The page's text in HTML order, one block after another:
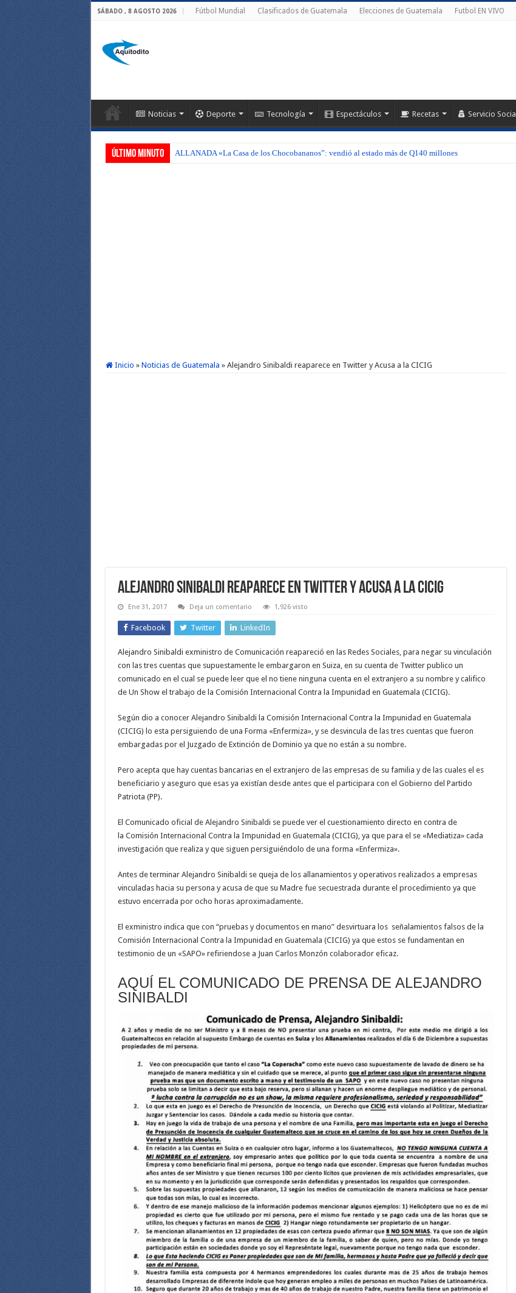
SÁBADO , 8 AGOSTO 2026 Fútbol Mundial Clasificados de Guatemala Elecciones de Guatemala Futbol EN VIVO
Noticias Deporte Tecnología Espectáculos Recetas Servicio Social
Último Minuto ALLANADA «La Casa de los Chocobananos”: vendió al estado más de Q140 millones
Inicio » Noticias de Guatemala » Alejandro Sinibaldi reaparece en Twitter y Acusa a la CICIG
Alejandro Sinibaldi reaparece en Twitter y Acusa a la CICIG
Ene 31, 2017 Deja un comentario 1,926 visto
Facebook Twitter LinkedIn
Alejandro Sinibaldi exministro de Comunicación reapareció en las Redes Sociales, para negar su vinculación
con las tres cuentas que supuestamente le embargaron en Suiza, en su cuenta de Twitter publico un
comunicado en el cual se puede leer que el no tiene ninguna cuenta en el extranjero a su nombre y califico
de Un Show el trabajo de la Comisión Internacional Contra la Impunidad en Guatemala (CICIG).
Según dio a conocer Alejandro Sinibaldi la Comisión Internacional Contra la Impunidad en Guatemala
(CICIG) lo esta persiguiendo de una Forma «Enfermiza», y se desvincula de las tres cuentas que fueron
embargadas por el Juzgado de Extinción de Dominio ya que no están a su nombre.
Pero acepta que hay cuentas bancarias en el extranjero de las empresas de su familia y de las cuales el es
beneficiario y aseguro que esas ya existían desde antes que el participara con el Gobierno del Partido
Patriota (PP).
El Comunicado oficial de Alejandro Sinibaldi se puede ver el cuestionamiento directo en contra de
la Comisión Internacional Contra la Impunidad en Guatemala (CICIG), ya que para el se «Mediatiza» cada
investigación que realiza y que siguen persiguiéndolo de una forma «Enfermiza».
Antes de terminar Alejandro Sinibaldi se queja de los allanamientos y operativos realizados a empresas
vinculadas hacia su persona y acusa de que su Madre fue secuestrada durante el procedimiento ya que
estuvo encerrada por ocho horas aproximadamente.
El exministro indica que con “pruebas y documentos en mano” desvirtuara los señalamientos falsos de la
Comisión Internacional Contra la Impunidad en Guatemala (CICIG) ya que estos se fundamentan en
testimonio de un «SAPO» refiriendose a Juan Carlos Monzón colaborador eficaz.
AQUÍ EL COMUNICADO DE PRENSA DE ALEJANDRO
SINIBALDI